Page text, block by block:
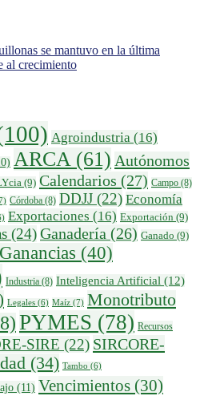
se mantuvo en la última
al crecimiento
Agroindustria (16)
ARCA (61) Autónomos
(9) Calendarios (27) Campo (8)
Córdoba (8) DDJJ (22) Economía
Exportaciones (16) Exportación (9)
(24)Ganadería (26) Ganado (9)
(40)
Industria (8) Inteligencia Artificial (12)
Legales (6) Maíz (7) Monotributo
PYMES (78) Recursos
SIRE (22) SIRCORE-
(34) Tambo (6)
(11) Vencimientos (30)